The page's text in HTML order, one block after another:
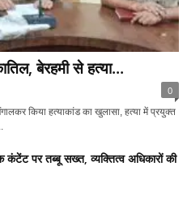
बेरहमी से हत्या...
0
किया हत्याकांड का खुलासा, हत्या में प्रयुक्त
पर तब्बू सख्त, व्यक्तित्व अधिकारों की